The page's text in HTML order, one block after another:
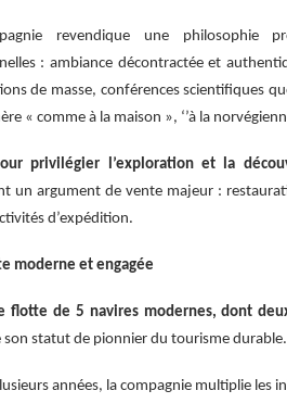
revendique une philosophie
: ambiance décontractée et
de masse, conférences scientifiques
« comme à la maison », ‘’à la
privilégier l’exploration et la
un argument de vente majeur :
d’expédition.
moderne et engagée
flotte de 5 navires modernes, dont
son statut de pionnier du tourisme durable.
années, la compagnie multiplie les